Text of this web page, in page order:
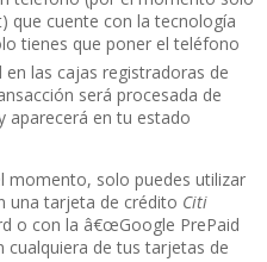
que cuente con la tecnologí­a
tienes que poner el teléfono
las cajas registradoras de
será procesada de
aparecerá en tu estado
momento, solo puedes utilizar
una tarjeta de crédito Citi
o con la â€œGoogle PrePaid
cualquiera de tus tarjetas de